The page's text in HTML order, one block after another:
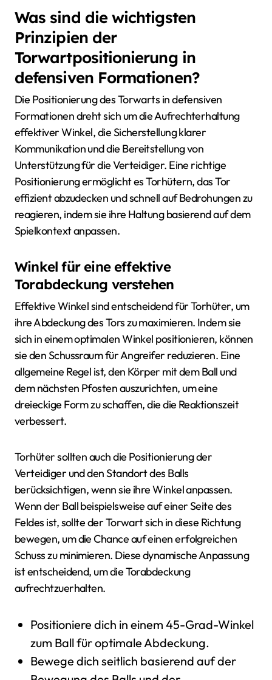
Was sind die wichtigsten
Prinzipien der
Torwartpositionierung in
defensiven Formationen?
Die Positionierung des Torwarts in defensiven
Formationen dreht sich um die Aufrechterhaltung
effektiver Winkel, die Sicherstellung klarer
Kommunikation und die Bereitstellung von
Unterstützung für die Verteidiger. Eine richtige
Positionierung ermöglicht es Torhütern, das Tor
effizient abzudecken und schnell auf Bedrohungen zu
reagieren, indem sie ihre Haltung basierend auf dem
Spielkontext anpassen.
Winkel für eine effektive
Torabdeckung verstehen
Effektive Winkel sind entscheidend für Torhüter, um
ihre Abdeckung des Tors zu maximieren. Indem sie
sich in einem optimalen Winkel positionieren, können
sie den Schussraum für Angreifer reduzieren. Eine
allgemeine Regel ist, den Körper mit dem Ball und
dem nächsten Pfosten auszurichten, um eine
dreieckige Form zu schaffen, die die Reaktionszeit
verbessert.
Torhüter sollten auch die Positionierung der
Verteidiger und den Standort des Balls
berücksichtigen, wenn sie ihre Winkel anpassen.
Wenn der Ball beispielsweise auf einer Seite des
Feldes ist, sollte der Torwart sich in diese Richtung
bewegen, um die Chance auf einen erfolgreichen
Schuss zu minimieren. Diese dynamische Anpassung
ist entscheidend, um die Torabdeckung
aufrechtzuerhalten.
Positioniere dich in einem 45-Grad-Winkel
zum Ball für optimale Abdeckung.
Bewege dich seitlich basierend auf der